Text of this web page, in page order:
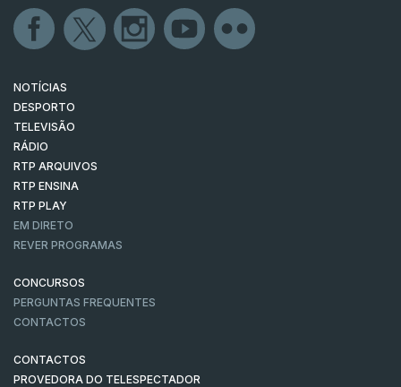
NOTÍCIAS
DESPORTO
TELEVISÃO
RÁDIO
RTP ARQUIVOS
RTP ENSINA
RTP PLAY
EM DIRETO
REVER PROGRAMAS
CONCURSOS
PERGUNTAS FREQUENTES
CONTACTOS
CONTACTOS
PROVEDORA DO TELESPECTADOR